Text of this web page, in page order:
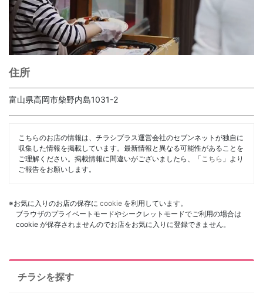
住所
富山県高岡市柴野内島1031-2
こちらのお店の情報は、チラシプラス運営会社のセブンネットが独自に
収集した情報を掲載しています。最新情報と異なる可能性があることを
ご理解ください。掲載情報に間違いがございましたら、「 こちら 」より
ご報告をお願いします。
※お気に入りのお店の保存に cookie を利用しています。
ブラウザのプライベートモードやシークレットモードでご利用の場合は
cookie が保存されませんのでお店をお気に入りに登録できません。
チラシを探す